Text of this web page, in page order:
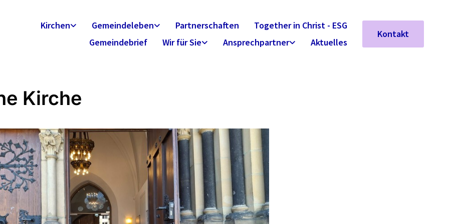
Kirchen Gemeindeleben Partnerschaften
Together in Christ - ESG
Gemeindebrief
Wir für Sie Ansprechpartner Aktuelles
Kontakt
Kirche